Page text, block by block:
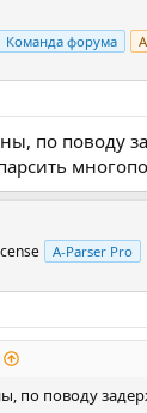
Команда форума
по поводу
A-Parser Pro
по поводу